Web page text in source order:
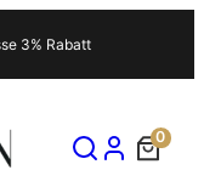
3% Rabatt
0